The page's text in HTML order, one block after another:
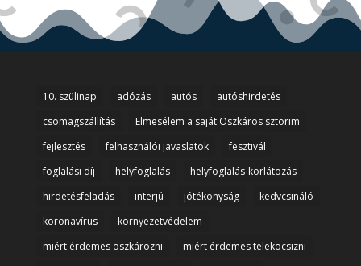
10. szülinap adózás autós
autóshirdetés
csomagszállítás
Elmesélem a saját Oszkáros sztorim
fejlesztés
felhasználói javaslatok
fesztivál
foglalási díj
helyfoglalás
helyfoglalás-korlátozás
hirdetésfeladás
interjú jótékonyság
kedvcsináló
koronavírus
környezetvédelem
miért érdemes oszkározni
miért érdemes telekocsizni